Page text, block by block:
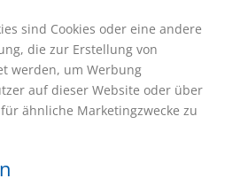
sind Cookies oder eine andere
die zur Erstellung von
werden, um Werbung
auf dieser Website oder über
ähnliche Marketingzwecke zu